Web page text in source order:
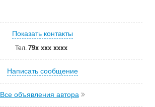
Показать контакты
Тел. 79x xxx xxxx
Написать сообщение
Все объявления автора